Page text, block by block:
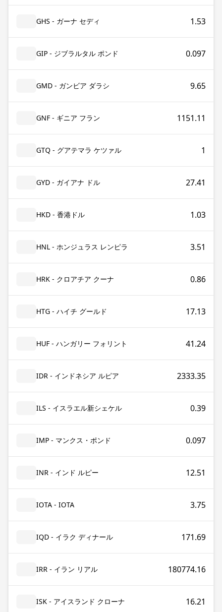
GHS - ガーナ セディ 1.53
GIP - ジブラルタル ポンド 0.097
GMD - ガンビア ダラシ 9.65
GNF - ギニア フラン 1151.11
GTQ - グアテマラ ケツァル 1
GYD - ガイアナ ドル 27.41
HKD - 香港ドル 1.03
HNL - ホンジュラス レンピラ 3.51
HRK - クロアチア クーナ 0.86
HTG - ハイチ グールド 17.13
HUF - ハンガリー フォリント 41.24
IDR - インドネシア ルピア 2333.35
ILS - イスラエル新シェケル 0.39
IMP - マンクス・ポンド 0.097
INR - インド ルピー 12.51
IOTA - IOTA 3.75
IQD - イラク ディナール 171.69
IRR - イラン リアル 180774.16
ISK - アイスランド クローナ 16.21